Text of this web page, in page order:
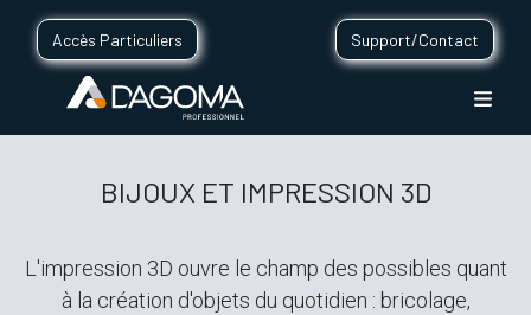
Accès Particuliers Support/Contact
BIJOUX ET IMPRESSION 3D
L'impression 3D ouvre le champ des possibles quant
à la création d'objets du quotidien : bricolage,